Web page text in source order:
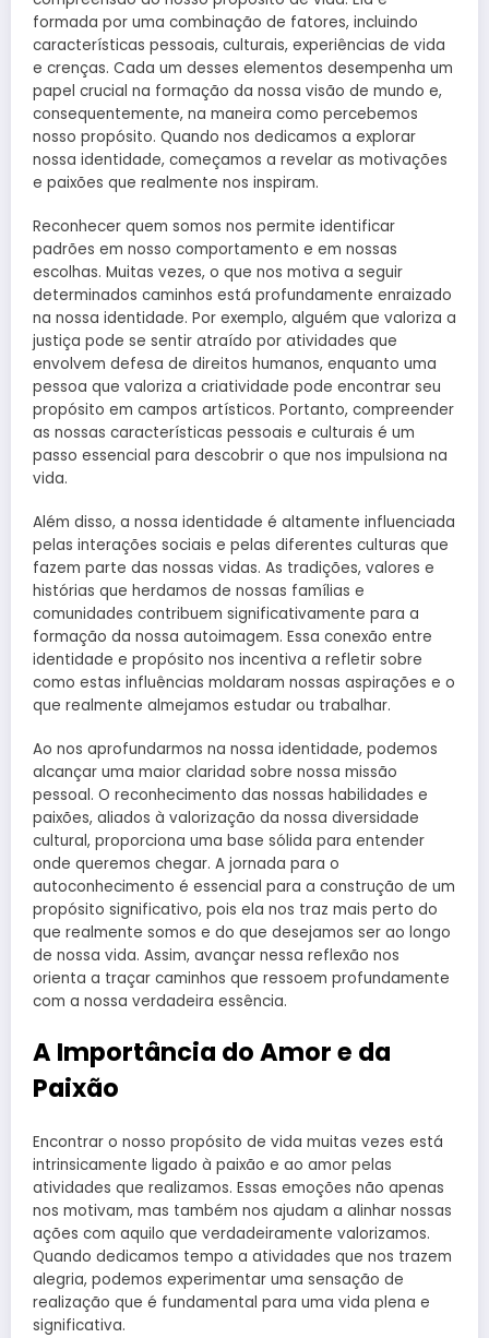
formada por uma combinação de fatores, incluindo
características pessoais, culturais, experiências de vida
e crenças. Cada um desses elementos desempenha um
papel crucial na formação da nossa visão de mundo e,
consequentemente, na maneira como percebemos
nosso propósito. Quando nos dedicamos a explorar
nossa identidade, começamos a revelar as motivações
e paixões que realmente nos inspiram.
Reconhecer quem somos nos permite identificar
padrões em nosso comportamento e em nossas
escolhas. Muitas vezes, o que nos motiva a seguir
determinados caminhos está profundamente enraizado
na nossa identidade. Por exemplo, alguém que valoriza a
justiça pode se sentir atraído por atividades que
envolvem defesa de direitos humanos, enquanto uma
pessoa que valoriza a criatividade pode encontrar seu
propósito em campos artísticos. Portanto, compreender
as nossas características pessoais e culturais é um
passo essencial para descobrir o que nos impulsiona na
vida.
Além disso, a nossa identidade é altamente influenciada
pelas interações sociais e pelas diferentes culturas que
fazem parte das nossas vidas. As tradições, valores e
histórias que herdamos de nossas famílias e
comunidades contribuem significativamente para a
formação da nossa autoimagem. Essa conexão entre
identidade e propósito nos incentiva a refletir sobre
como estas influências moldaram nossas aspirações e o
que realmente almejamos estudar ou trabalhar.
Ao nos aprofundarmos na nossa identidade, podemos
alcançar uma maior claridad sobre nossa missão
pessoal. O reconhecimento das nossas habilidades e
paixões, aliados à valorização da nossa diversidade
cultural, proporciona uma base sólida para entender
onde queremos chegar. A jornada para o
autoconhecimento é essencial para a construção de um
propósito significativo, pois ela nos traz mais perto do
que realmente somos e do que desejamos ser ao longo
de nossa vida. Assim, avançar nessa reflexão nos
orienta a traçar caminhos que ressoem profundamente
com a nossa verdadeira essência.
A Importância do Amor e da
Paixão
Encontrar o nosso propósito de vida muitas vezes está
intrinsicamente ligado à paixão e ao amor pelas
atividades que realizamos. Essas emoções não apenas
nos motivam, mas também nos ajudam a alinhar nossas
ações com aquilo que verdadeiramente valorizamos.
Quando dedicamos tempo a atividades que nos trazem
alegria, podemos experimentar uma sensação de
realização que é fundamental para uma vida plena e
significativa.